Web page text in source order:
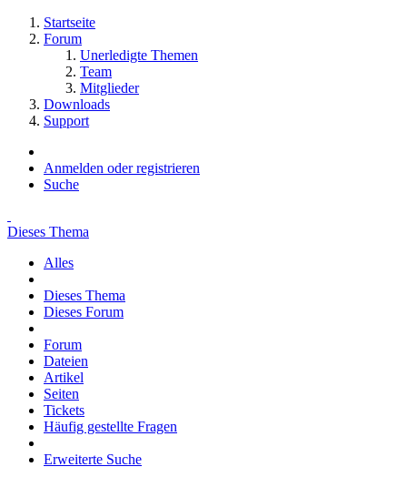
Startseite
Forum
Unerledigte Themen
Team
Mitglieder
Downloads
Support
Anmelden oder registrieren
Suche
Dieses Thema
Alles
Dieses Thema
Dieses Forum
Forum
Dateien
Artikel
Seiten
Tickets
Häufig gestellte Fragen
Erweiterte Suche